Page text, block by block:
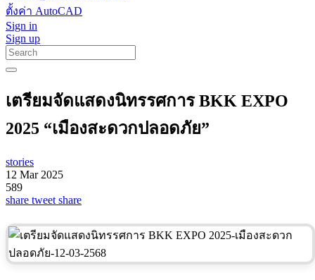
ตั้งค่า AutoCAD
Sign in
Sign up
เตรียมจัดแสดงนิทรรศการ BKK EXPO
2025 “เมืองสะดวกปลอดภัย”
stories
12 Mar 2025
589
share tweet share